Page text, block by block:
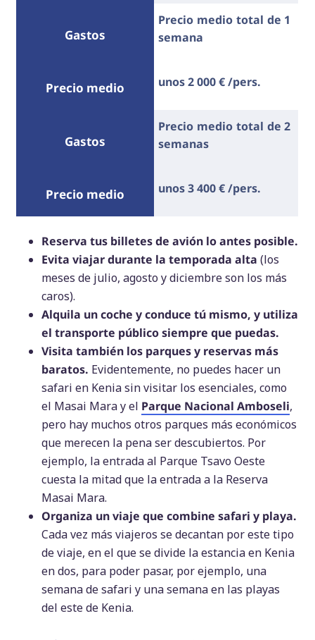
Precio medio total de 1
semana
unos 2 000 € /pers.
Precio medio total de 2
semanas
unos 3 400 € /pers.
Reserva tus billetes de avión lo antes posible.
Evita viajar durante la temporada alta (los
meses de julio, agosto y diciembre son los más
caros).
Alquila un coche y conduce tú mismo, y utiliza
el transporte público siempre que puedas.
Visita también los parques y reservas más
baratos. Evidentemente, no puedes hacer un
safari en Kenia sin visitar los esenciales, como
el Masai Mara y el Parque Nacional Amboseli,
pero hay muchos otros parques más económicos
que merecen la pena ser descubiertos. Por
ejemplo, la entrada al Parque Tsavo Oeste
cuesta la mitad que la entrada a la Reserva
Masai Mara.
Organiza un viaje que combine safari y playa.
Cada vez más viajeros se decantan por este tipo
de viaje, en el que se divide la estancia en Kenia
en dos, para poder pasar, por ejemplo, una
semana de safari y una semana en las playas
del este de Kenia.